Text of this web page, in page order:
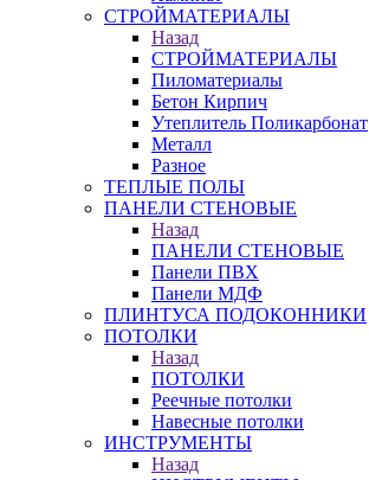
СТРОЙМАТЕРИАЛЫ
Назад
СТРОЙМАТЕРИАЛЫ
Пиломатериалы
Бетон Кирпич
Утеплитель Поликарбонат
Металл
Разное
ТЕПЛЫЕ ПОЛЫ
ПАНЕЛИ СТЕНОВЫЕ
Назад
ПАНЕЛИ СТЕНОВЫЕ
Панели ПВХ
Панели МДФ
ПЛИНТУСА ПОДОКОННИКИ
ПОТОЛКИ
Назад
ПОТОЛКИ
Реечные потолки
Навесные потолки
ИНСТРУМЕНТЫ
Назад